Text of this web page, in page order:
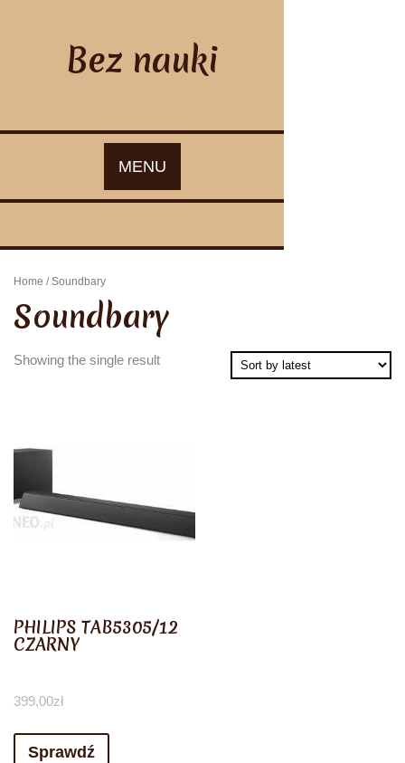
Bez nauki
MENU
Home / Soundbary
Soundbary
Showing the single result
PHILIPS TAB5305/12
CZARNY
399,00zł
Sprawdź